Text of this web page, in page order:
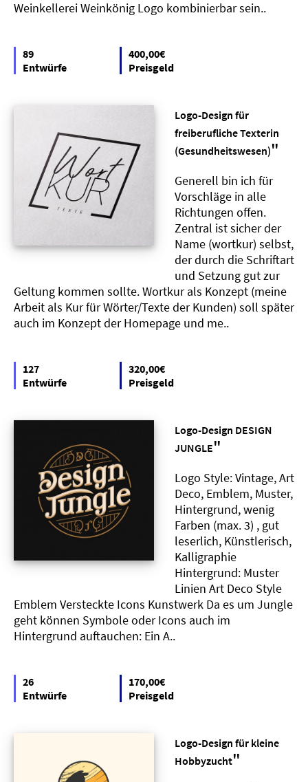
Weinkellerei Weinkönig Logo kombinierbar sein..
89
Entwürfe
400,00€
Preisgeld
Logo-Design für
freiberufliche Texterin
(Gesundheitswesen)"
Generell bin ich für
Vorschläge in alle
Richtungen offen.
Zentral ist sicher der
Name (wortkur) selbst,
der durch die Schriftart
und Setzung gut zur
Geltung kommen sollte. Wortkur als Konzept (meine
Arbeit als Kur für Wörter/Texte der Kunden) soll später
auch im Konzept der Homepage und me..
127
Entwürfe
320,00€
Preisgeld
Logo-Design DESIGN
JUNGLE"
Logo Style: Vintage, Art
Deco, Emblem, Muster,
Hintergrund, wenig
Farben (max. 3) , gut
leserlich, Künstlerisch,
Kalligraphie
Hintergrund: Muster
Linien Art Deco Style
Emblem Versteckte Icons Kunstwerk Da es um Jungle
geht können Symbole oder Icons auch im
Hintergrund auftauchen: Ein A..
26
Entwürfe
170,00€
Preisgeld
Logo-Design für kleine
Hobbyzucht"